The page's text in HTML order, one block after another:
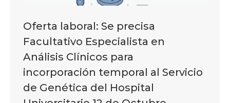
Oferta laboral: Se precisa
Facultativo Especialista en
Análisis Clínicos para
incorporación temporal al Servicio
de Genética del Hospital